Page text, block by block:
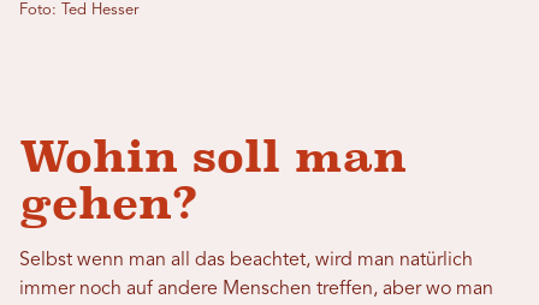
Foto: Ted Hesser
Wohin soll man
gehen?
Selbst wenn man all das beachtet, wird man natürlich
immer noch auf andere Menschen treffen, aber wo man